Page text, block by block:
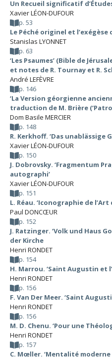
Un Recueil significatif
Xavier LÉON-DUFOUR
p. 53
Le Péché originel et l’exégèse
Stanislas LYONNET
p. 63
‘Les Psaumes’ (Bible de
et notes de R. Tournay et R.
André LEFÈVRE
p. 146
‘La Version géorgienne
traduction de M. Brière
Dom Basile MERCIER
p. 148
R. Kerkhoff. ‘Das unablässige
Xavier LÉON-DUFOUR
p. 150
J. Dobrovsky. ‘Fragmentum
autographi’
Xavier LÉON-DUFOUR
p. 151
L. Réau. ‘Iconographie de l’Art
Paul DONCŒUR
p. 152
J. Ratzinger. ‘Volk und Haus
der Kirche
Henri RONDET
p. 154
H. Marrou. ‘Saint Augustin et
Henri RONDET
p. 156
F. Van Der Meer. ‘Saint
Henri RONDET
p. 156
M. D. Chenu. ‘Pour une
Henri RONDET
p. 157
C. Mœller. ‘Mentalité